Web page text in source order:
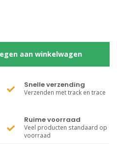
aan winkelwagen
Snelle verzending
Verzenden met track en trace
Ruime voorraad
Veel producten standaard op
voorraad